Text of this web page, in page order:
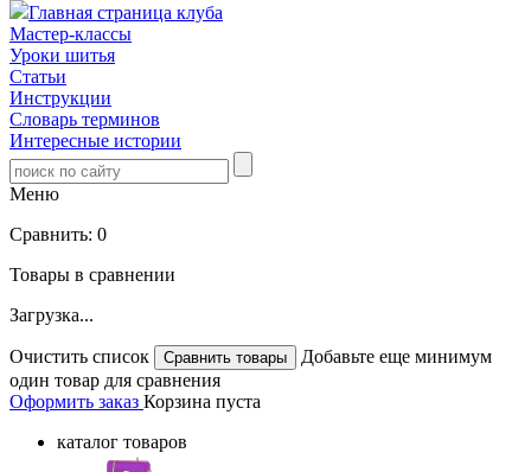
Главная страница клуба
Мастер-классы
Уроки шитья
Статьи
Инструкции
Словарь терминов
Интересные истории
Меню
Сравнить: 0
Товары в сравнении
Загрузка...
Очистить список
Добавьте еще минимум
один товар для сравнения
Оформить заказ Корзина пуста
каталог товаров